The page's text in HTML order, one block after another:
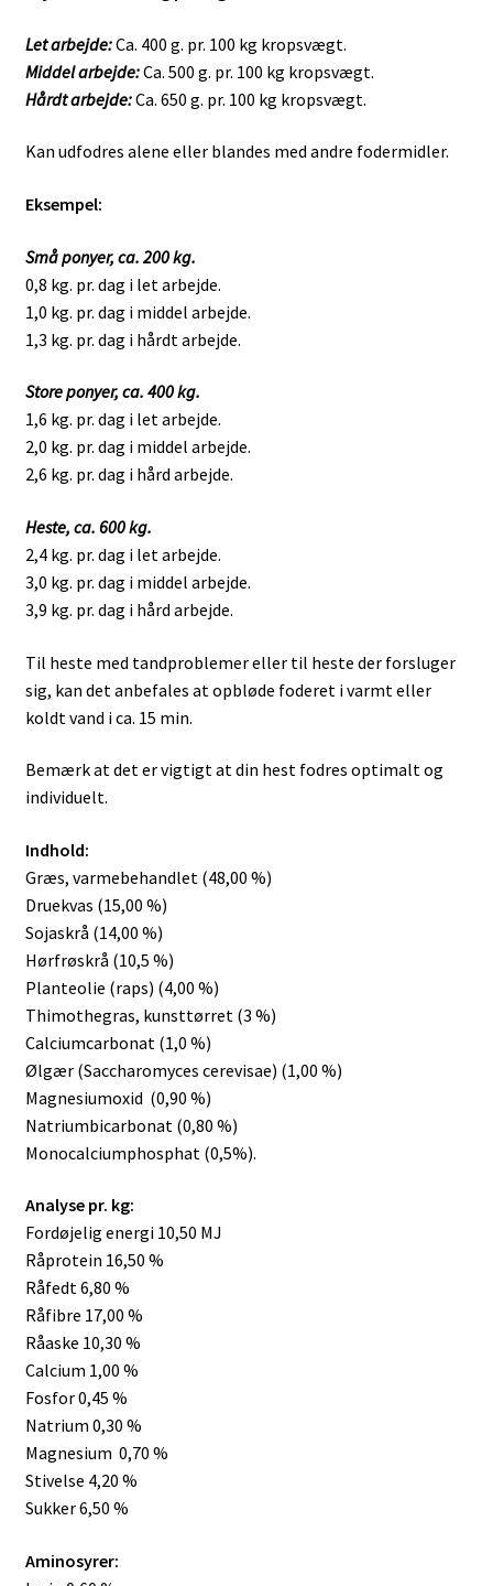
Let arbejde:Ca. 400 g. pr. 100 kg kropsvægt.
Middel arbejde:Ca. 500 g. pr. 100 kg kropsvægt.
Hårdt arbejde:Ca. 650 g. pr. 100 kg kropsvægt.
Kan udfodres alene eller blandes med andre fodermidler.
Eksempel:
Små ponyer, ca. 200 kg.
0,8 kg. pr. dag i let arbejde.
1,0 kg. pr. dag i middel arbejde.
1,3 kg. pr. dag i hårdt arbejde.
Store ponyer, ca. 400 kg.
1,6 kg. pr. dag i let arbejde.
2,0 kg. pr. dag i middel arbejde.
2,6 kg. pr. dag i hård arbejde.
Heste, ca. 600 kg.
2,4 kg. pr. dag i let arbejde.
3,0 kg. pr. dag i middel arbejde.
3,9 kg. pr. dag i hård arbejde.
Til heste med tandproblemer eller til heste der forsluger
sig, kan det anbefales at opbløde foderet i varmt eller
koldt vand i ca. 15 min.
Bemærk at det er vigtigt at din hest fodres optimalt og
individuelt.
Indhold:
Græs, varmebehandlet (48,00 %)
Druekvas (15,00 %)
Sojaskrå (14,00 %)
Hørfrøskrå (10,5 %)
Planteolie (raps) (4,00 %)
Thimothegras, kunsttørret (3 %)
Calciumcarbonat (1,0 %)
Ølgær (Saccharomyces cerevisae) (1,00 %)
Magnesiumoxid (0,90 %)
Natriumbicarbonat (0,80 %)
Monocalciumphosphat (0,5%).
Analyse pr. kg:
Fordøjelig energi 10,50 MJ
Råprotein 16,50 %
Råfedt 6,80 %
Råfibre 17,00 %
Råaske 10,30 %
Calcium 1,00 %
Fosfor 0,45 %
Natrium 0,30 %
Magnesium 0,70 %
Stivelse 4,20 %
Sukker 6,50 %
Aminosyrer: